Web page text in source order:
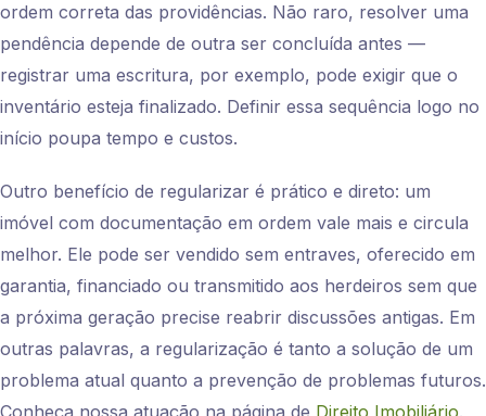
ordem correta das providências. Não raro, resolver uma
pendência depende de outra ser concluída antes —
registrar uma escritura, por exemplo, pode exigir que o
inventário esteja finalizado. Definir essa sequência logo no
início poupa tempo e custos.
Outro benefício de regularizar é prático e direto: um
imóvel com documentação em ordem vale mais e circula
melhor. Ele pode ser vendido sem entraves, oferecido em
garantia, financiado ou transmitido aos herdeiros sem que
a próxima geração precise reabrir discussões antigas. Em
outras palavras, a regularização é tanto a solução de um
problema atual quanto a prevenção de problemas futuros.
Conheça nossa atuação na página de Direito Imobiliário.